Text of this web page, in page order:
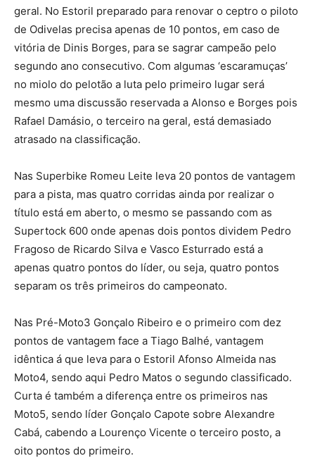
geral. No Estoril preparado para renovar o ceptro o piloto
de Odivelas precisa apenas de 10 pontos, em caso de
vitória de Dinis Borges, para se sagrar campeão pelo
segundo ano consecutivo. Com algumas ‘escaramuças’
no miolo do pelotão a luta pelo primeiro lugar será
mesmo uma discussão reservada a Alonso e Borges pois
Rafael Damásio, o terceiro na geral, está demasiado
atrasado na classificação.
Nas Superbike Romeu Leite leva 20 pontos de vantagem
para a pista, mas quatro corridas ainda por realizar o
título está em aberto, o mesmo se passando com as
Supertock 600 onde apenas dois pontos dividem Pedro
Fragoso de Ricardo Silva e Vasco Esturrado está a
apenas quatro pontos do líder, ou seja, quatro pontos
separam os três primeiros do campeonato.
Nas Pré-Moto3 Gonçalo Ribeiro e o primeiro com dez
pontos de vantagem face a Tiago Balhé, vantagem
idêntica á que leva para o Estoril Afonso Almeida nas
Moto4, sendo aqui Pedro Matos o segundo classificado.
Curta é também a diferença entre os primeiros nas
Moto5, sendo líder Gonçalo Capote sobre Alexandre
Cabá, cabendo a Lourenço Vicente o terceiro posto, a
oito pontos do primeiro.